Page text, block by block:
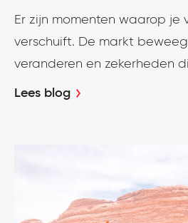
Er zijn momenten waarop je
verschuift. De markt
veranderen en zekerheden
Lees blog